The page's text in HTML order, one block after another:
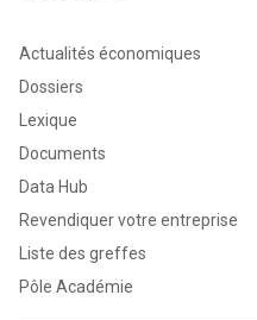
Actualités économiques
Dossiers
Lexique
Documents
Data Hub
Revendiquer votre entreprise
Liste des greffes
Pôle Académie